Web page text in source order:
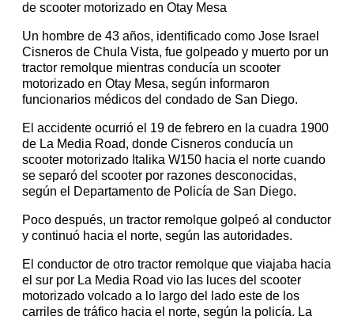
de scooter motorizado en Otay Mesa
Un hombre de 43 años, identificado como Jose Israel
Cisneros de Chula Vista, fue golpeado y muerto por un
tractor remolque mientras conducía un scooter
motorizado en Otay Mesa, según informaron
funcionarios médicos del condado de San Diego.
El accidente ocurrió el 19 de febrero en la cuadra 1900
de La Media Road, donde Cisneros conducía un
scooter motorizado Italika W150 hacia el norte cuando
se separó del scooter por razones desconocidas,
según el Departamento de Policía de San Diego.
Poco después, un tractor remolque golpeó al conductor
y continuó hacia el norte, según las autoridades.
El conductor de otro tractor remolque que viajaba hacia
el sur por La Media Road vio las luces del scooter
motorizado volcado a lo largo del lado este de los
carriles de tráfico hacia el norte, según la policía. La